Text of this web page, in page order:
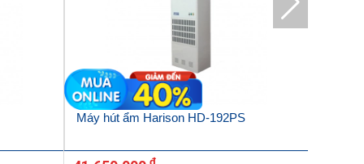
Máy hút ẩm Harison HD-192PS
đ